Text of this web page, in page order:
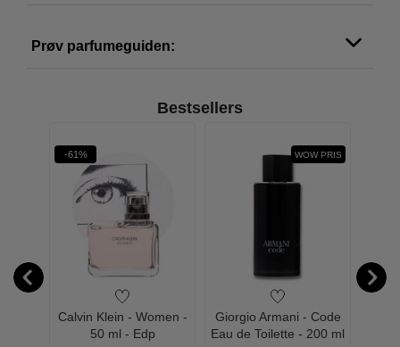
Prøv parfumeguiden:
Bestsellers
-61%
Calvin Klein - Women -
50 ml - Edp
WOW PRIS
Giorgio Armani - Code
Eau de Toilette - 200 ml